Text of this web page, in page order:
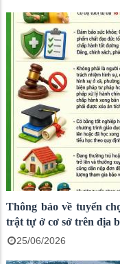
Thông báo về tuyển
trật tự ở cơ sở trên địa
25/06/2026